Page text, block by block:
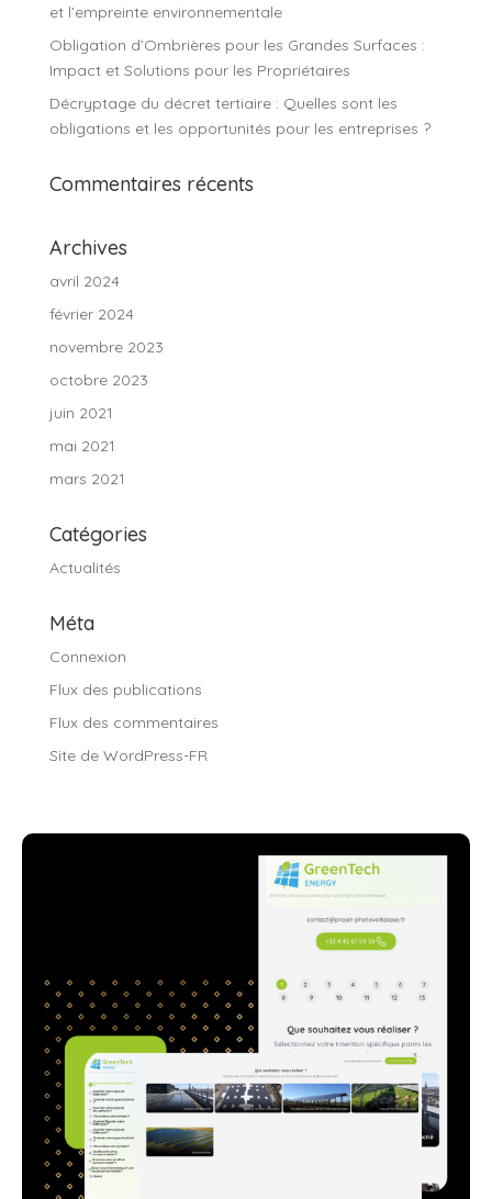
et l’empreinte environnementale
Obligation d’Ombrières pour les Grandes Surfaces :
Impact et Solutions pour les Propriétaires
Décryptage du décret tertiaire : Quelles sont les
obligations et les opportunités pour les entreprises ?
Commentaires récents
Archives
avril 2024
février 2024
novembre 2023
octobre 2023
juin 2021
mai 2021
mars 2021
Catégories
Actualités
Méta
Connexion
Flux des publications
Flux des commentaires
Site de WordPress-FR